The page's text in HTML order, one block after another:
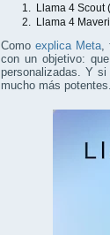
Llama 4 Scout
Llama 4
Como explica Meta,
con un objetivo:
personalizadas. Y
mucho más potentes.